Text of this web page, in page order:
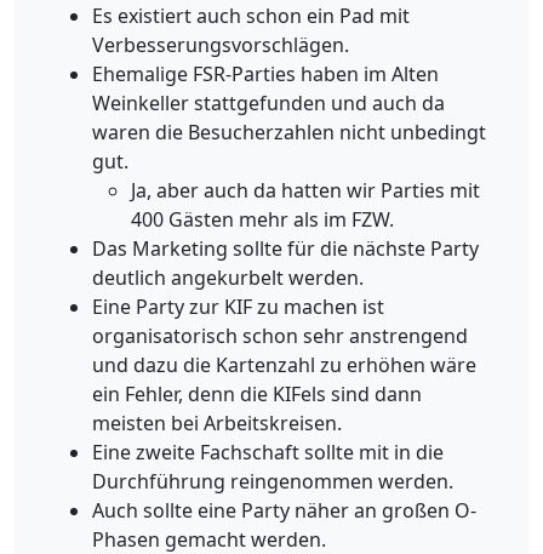
Es existiert auch schon ein Pad mit
Verbesserungsvorschlägen.
Ehemalige FSR-Parties haben im Alten
Weinkeller stattgefunden und auch da
waren die Besucherzahlen nicht unbedingt
gut.
Ja, aber auch da hatten wir Parties mit
400 Gästen mehr als im FZW.
Das Marketing sollte für die nächste Party
deutlich angekurbelt werden.
Eine Party zur KIF zu machen ist
organisatorisch schon sehr anstrengend
und dazu die Kartenzahl zu erhöhen wäre
ein Fehler, denn die KIFels sind dann
meisten bei Arbeitskreisen.
Eine zweite Fachschaft sollte mit in die
Durchführung reingenommen werden.
Auch sollte eine Party näher an großen O-
Phasen gemacht werden.